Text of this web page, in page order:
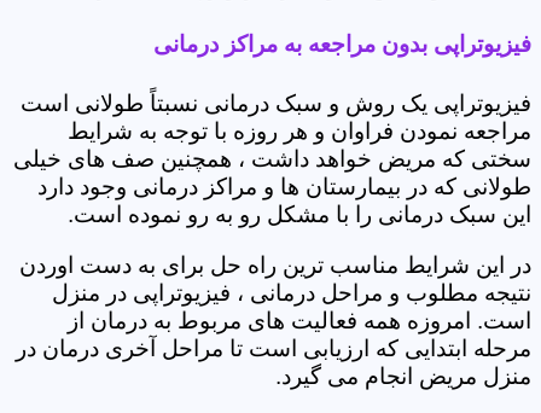
فیزیوتراپی بدون مراجعه به مراکز درمانی
فیزیوتراپی یک روش و سبک درمانی نسبتاً طولانی است
مراجعه نمودن فراوان و هر روزه با توجه به شرایط
سختی که مریض خواهد داشت ، همچنین صف های خیلی
طولانی که در بیمارستان ها و مراکز درمانی وجود دارد
این سبک درمانی را با مشکل رو به رو نموده است.
در این شرایط مناسب ترین راه حل برای به دست اوردن
نتیجه مطلوب و مراحل درمانی ، فیزیوتراپی در منزل
است. امروزه همه فعالیت های مربوط به درمان از
مرحله ابتدایی که ارزیابی است تا مراحل آخری درمان در
منزل مریض انجام می گیرد.